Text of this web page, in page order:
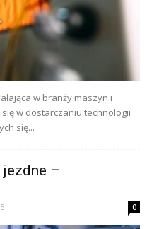
w branży maszyn i
w dostarczaniu technologii
się...
jezdne –
0